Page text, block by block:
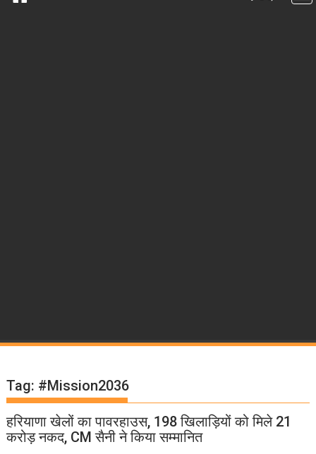
Tag: #Mission2036
हरियाणा खेलों का पावरहाउस, 198 खिलाड़ियों को मिले 21
करोड़ नकद, CM सैनी ने किया सम्मानित